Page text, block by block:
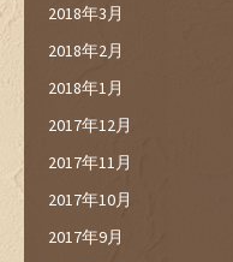
2018年3月
2018年2月
2018年1月
2017年12月
2017年11月
2017年10月
2017年9月